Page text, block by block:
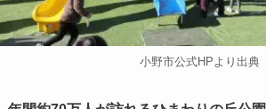
小野市公式HPより出典